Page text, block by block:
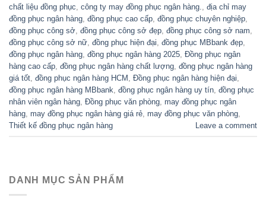
chất liệu đồng phục công ty may đồng phục ngân hàng.
địa chỉ may
đồng phục ngân hàng đồng phục cao cấp đồng phục chuyên nghiệp
đồng phục công sở đồng phục công sở đẹp đồng phục công sở nam
đồng phục công sở nữ đồng phục hiện đại đồng phục MBbank đẹp
đồng phục ngân hàng đồng phục ngân hàng 2025 Đồng phục ngân
hàng cao cấp đồng phục ngân hàng chất lượng đồng phục ngân hàng
giá tốt đồng phục ngân hàng HCM Đồng phục ngân hàng hiện đại
đồng phục ngân hàng MBbank đồng phục ngân hàng uy tín đồng phục
nhân viên ngân hàng Đồng phục văn phòng may đồng phục ngân
hàng may đồng phục ngân hàng giá rẻ may đồng phục văn phòng
Thiết kế đồng phục ngân hàng
Leave a comment
DANH MỤC SẢN PHẨM